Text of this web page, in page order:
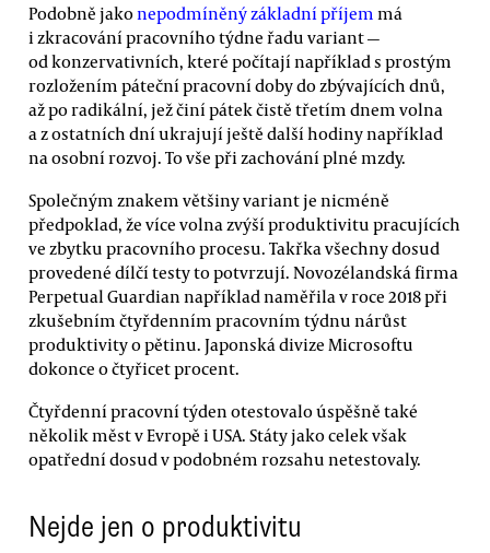
Podobně jakonepodmíněný základní příjem má
i zkracování pracovního týdne řadu variant —
od konzervativních, které počítají například s prostým
rozložením páteční pracovní doby do zbývajících dnů,
až po radikální, jež činí pátek čistě třetím dnem volna
a z ostatních dní ukrajují ještě další hodiny například
na osobní rozvoj. To vše při zachování plné mzdy.
Společným znakem většiny variant je nicméně
předpoklad, že více volna zvýší produktivitu pracujících
ve zbytku pracovního procesu. Takřka všechny dosud
provedené dílčí testy to potvrzují. Novozélandská firma
Perpetual Guardian například naměřila v roce 2018 při
zkušebním čtyřdenním pracovním týdnu nárůst
produktivity o pětinu. Japonská divize Microsoftu
dokonce o čtyřicet procent.
Čtyřdenní pracovní týden otestovalo úspěšně také
několik měst v Evropě i USA. Státy jako celek však
opatřední dosud v podobném rozsahu netestovaly.
Nejde jen o produktivitu